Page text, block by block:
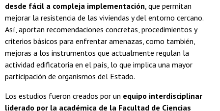
desde fácil a compleja implementación , que permitan
mejorar la resistencia de las viviendas y del entorno cercano.
Así, aportan recomendaciones concretas, procedimientos y
criterios básicos para enfrentar amenazas, como también,
mejoras a los instrumentos que actualmente regulan la
actividad edificatoria en el país, lo que implica una mayor
participación de organismos del Estado.
Los estudios fueron creados por un equipo interdisciplinar
liderado por la académica de la Facultad de Ciencias